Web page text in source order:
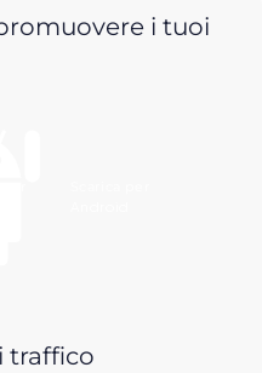
i tuoi
traffico